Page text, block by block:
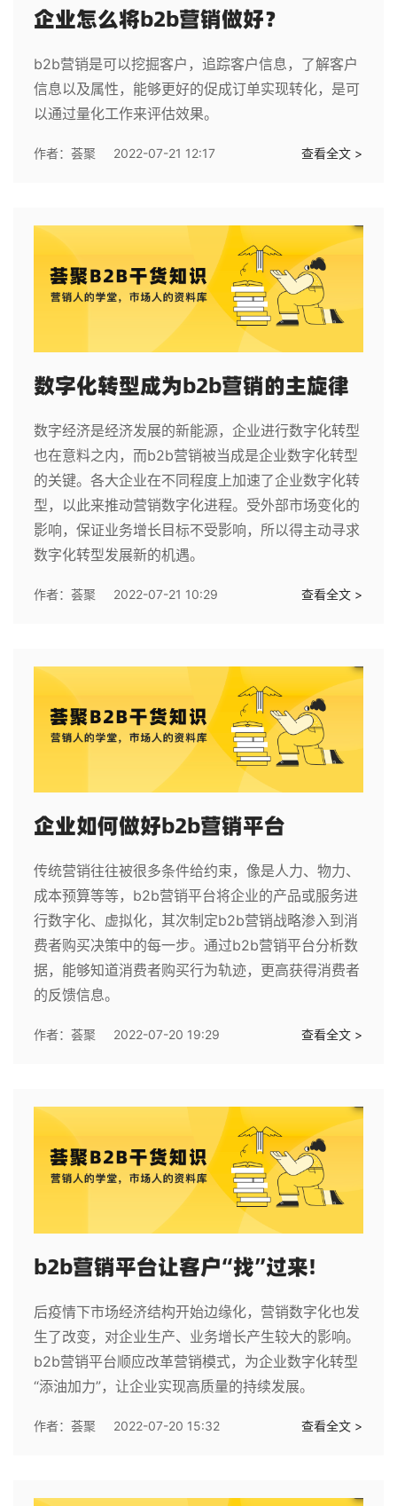
企业怎么将b2b营销做好？
b2b营销是可以挖掘客户，追踪客户信息，了解客户
信息以及属性，能够更好的促成订单实现转化，是可
以通过量化工作来评估效果。
作者： 荟聚 2022-07-21 12:17 查看全文 >
数字化转型成为b2b营销的主旋律
数字经济是经济发展的新能源，企业进行数字化转型
也在意料之内，而b2b营销被当成是企业数字化转型
的关键。各大企业在不同程度上加速了企业数字化转
型，以此来推动营销数字化进程。受外部市场变化的
影响，保证业务增长目标不受影响，所以得主动寻求
数字化转型发展新的机遇。
作者： 荟聚 2022-07-21 10:29 查看全文 >
企业如何做好b2b营销平台
传统营销往往被很多条件给约束，像是人力、物力、
成本预算等等，b2b营销平台将企业的产品或服务进
行数字化、虚拟化，其次制定b2b营销战略渗入到消
费者购买决策中的每一步。通过b2b营销平台分析数
据，能够知道消费者购买行为轨迹，更高获得消费者
的反馈信息。
作者： 荟聚 2022-07-20 19:29 查看全文 >
b2b营销平台让客户“找”过来!
后疫情下市场经济结构开始边缘化，营销数字化也发
生了改变，对企业生产、业务增长产生较大的影响。
b2b营销平台顺应改革营销模式，为企业数字化转型
“添油加力”，让企业实现高质量的持续发展。
作者： 荟聚 2022-07-20 15:32 查看全文 >